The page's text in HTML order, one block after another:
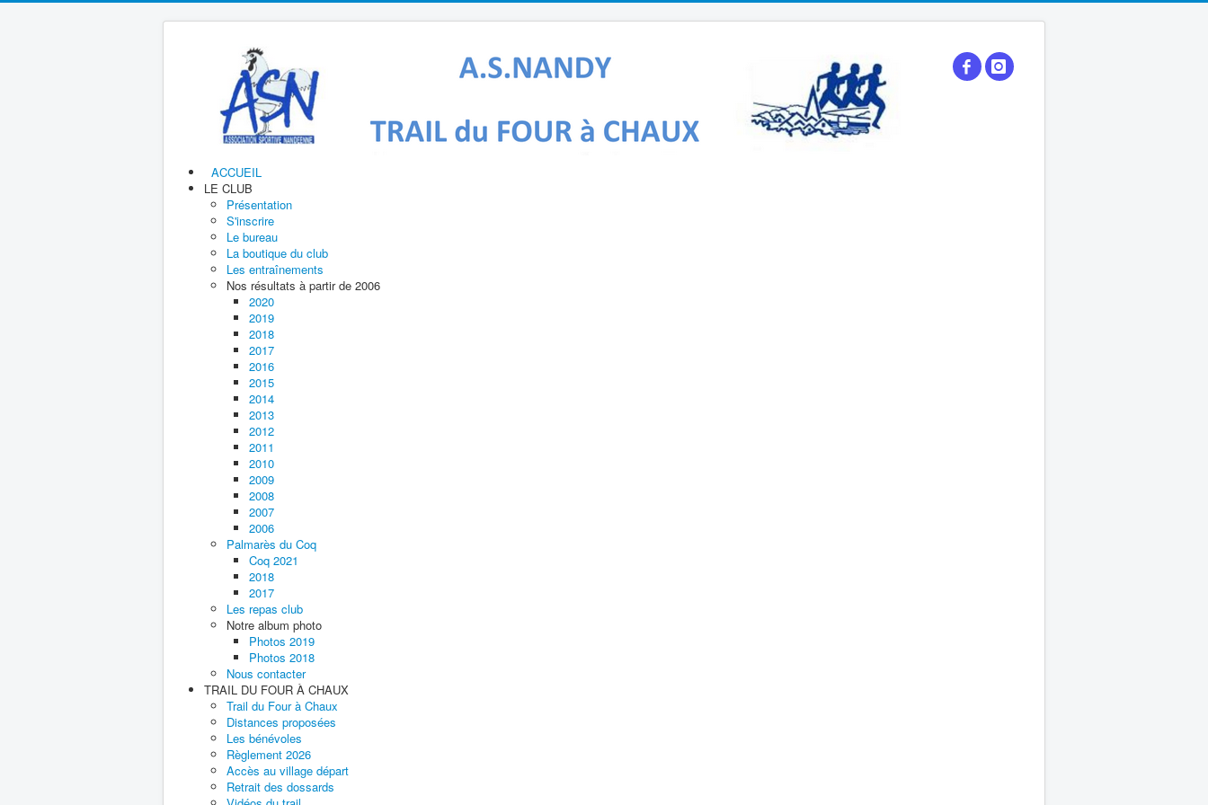
ACCUEIL
LE CLUB
Présentation
S'inscrire
Le bureau
La boutique du club
Les entraînements
Nos résultats à partir de 2006
2020
2019
2018
2017
2016
2015
2014
2013
2012
2011
2010
2009
2008
2007
2006
Palmarès du Coq
Coq 2021
2018
2017
Les repas club
Notre album photo
Photos 2019
Photos 2018
Nous contacter
TRAIL DU FOUR À CHAUX
Trail du Four à Chaux
Distances proposées
Les bénévoles
Règlement 2026
Accès au village départ
Retrait des dossards